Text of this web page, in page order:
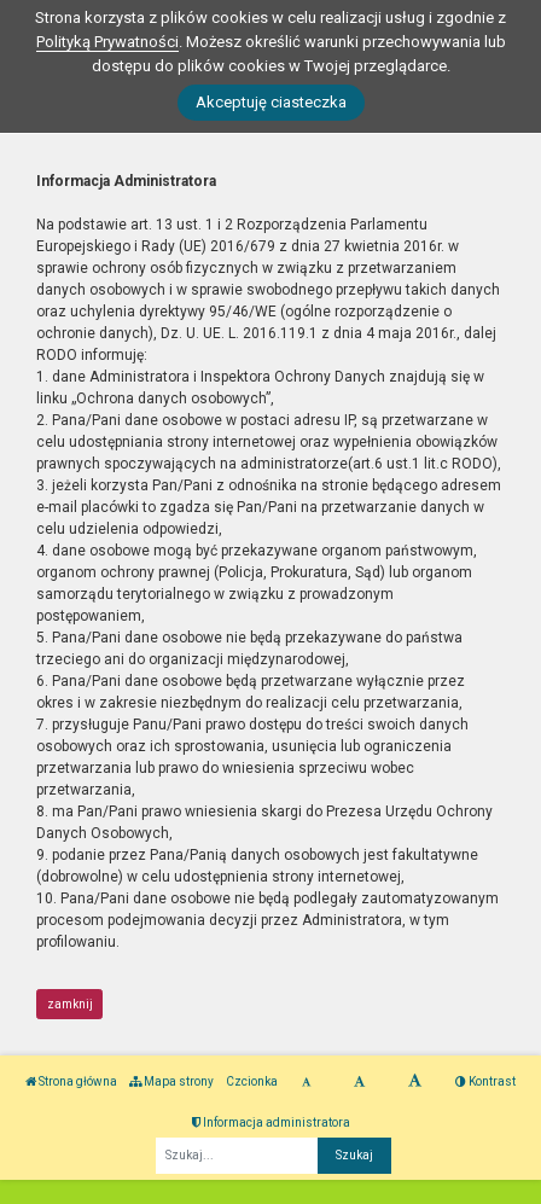
Strona korzysta z plików cookies w celu realizacji usług i zgodnie z
Polityką Prywatności. Możesz określić warunki przechowywania lub
dostępu do plików cookies w Twojej przeglądarce.
Akceptuję ciasteczka
Informacja Administratora
Na podstawie art. 13 ust. 1 i 2 Rozporządzenia Parlamentu
Europejskiego i Rady (UE) 2016/679 z dnia 27 kwietnia 2016r. w
sprawie ochrony osób fizycznych w związku z przetwarzaniem
danych osobowych i w sprawie swobodnego przepływu takich danych
oraz uchylenia dyrektywy 95/46/WE (ogólne rozporządzenie o
ochronie danych), Dz. U. UE. L. 2016.119.1 z dnia 4 maja 2016r., dalej
RODO informuję:
1. dane Administratora i Inspektora Ochrony Danych znajdują się w
linku „Ochrona danych osobowych”,
2. Pana/Pani dane osobowe w postaci adresu IP, są przetwarzane w
celu udostępniania strony internetowej oraz wypełnienia obowiązków
prawnych spoczywających na administratorze(art.6 ust.1 lit.c RODO),
3. jeżeli korzysta Pan/Pani z odnośnika na stronie będącego adresem
e-mail placówki to zgadza się Pan/Pani na przetwarzanie danych w
celu udzielenia odpowiedzi,
4. dane osobowe mogą być przekazywane organom państwowym,
organom ochrony prawnej (Policja, Prokuratura, Sąd) lub organom
samorządu terytorialnego w związku z prowadzonym
postępowaniem,
5. Pana/Pani dane osobowe nie będą przekazywane do państwa
trzeciego ani do organizacji międzynarodowej,
6. Pana/Pani dane osobowe będą przetwarzane wyłącznie przez
okres i w zakresie niezbędnym do realizacji celu przetwarzania,
7. przysługuje Panu/Pani prawo dostępu do treści swoich danych
osobowych oraz ich sprostowania, usunięcia lub ograniczenia
przetwarzania lub prawo do wniesienia sprzeciwu wobec
przetwarzania,
8. ma Pan/Pani prawo wniesienia skargi do Prezesa Urzędu Ochrony
Danych Osobowych,
9. podanie przez Pana/Panią danych osobowych jest fakultatywne
(dobrowolne) w celu udostępnienia strony internetowej,
10. Pana/Pani dane osobowe nie będą podlegały zautomatyzowanym
procesom podejmowania decyzji przez Administratora, w tym
profilowaniu.
zamknij
Strona główna Mapa strony Czcionka Kontrast
Informacja administratora